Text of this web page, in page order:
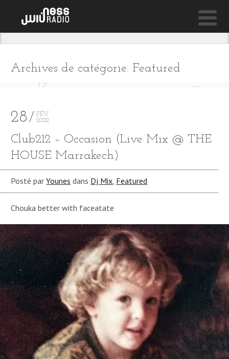
AMOUR (RIPPERTON REMIX) ****
Archives de catégorie: Featured
28
FÉV
2022
Club212 – Occasion (Live Mix @ THE
HOUSE Marrakech)
Posté parYounes dans Dj Mix Featured
Chouka better with faceatate